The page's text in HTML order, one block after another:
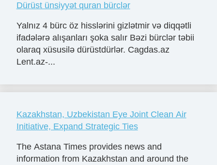
Dürüst ünsiyyət quran bürclər
Yalnız 4 bürc öz hisslərini gizlətmir və diqqətli
ifadələrə alışanları şoka salır Bəzi bürclər təbii
olaraq xüsusilə dürüstdürlər. Cagdas.az
Lent.az-...
Kazakhstan, Uzbekistan Eye Joint Clean Air
Initiative, Expand Strategic Ties
The Astana Times provides news and
information from Kazakhstan and around the